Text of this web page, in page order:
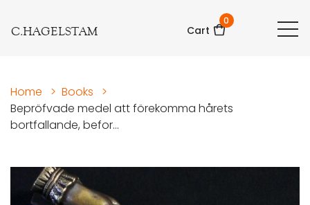
C.HAGELSTAM Cart
0
Home > Books
>
Bepröfvade medel att förekomma hårets
bortfallande, befor...